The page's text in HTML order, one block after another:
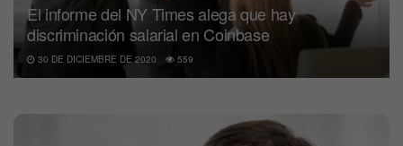
El informe del NY Times alega que hay
discriminación salarial en Coinbase
30 DE DICIEMBRE DE 2020 559